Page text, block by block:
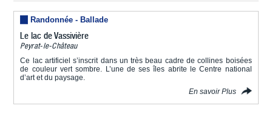
Randonnée - Ballade
Le lac de Vassivière
Peyrat-le-Château
Ce lac artificiel s’inscrit dans un très beau cadre de collines boisées
de couleur vert sombre. L’une de ses îles abrite le Centre national
d’art et du paysage.
En savoir Plus